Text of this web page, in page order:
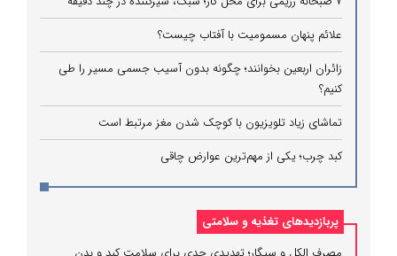
علائم پنهان مسمومیت با آفتاب چیست؟
زائران اربعین بخوانند؛ چگونه بدون آسیب جسمی مسیر را طی
کنیم؟
تماشای زیاد تلویزیون با کوچک شدن مغز مرتبط است
کبد چرب؛ یکی از مهم‌ترین عوارض چاقی
پربازدیدهای تغذیه و سلامتی